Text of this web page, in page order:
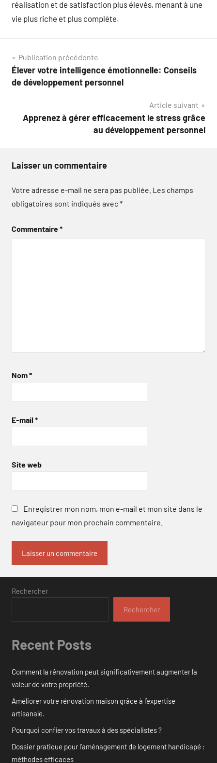
réalisation et de satisfaction plus élevés, menant à une
vie plus riche et plus complète.
Navigation
de
Publication précédente
Élever votre intelligence émotionnelle: Conseils
de développement personnel
Article suivant
Apprenez à gérer efficacement le stress grâce
au développement personnel
Laisser un commentaire
Votre adresse e-mail ne sera pas publiée. Les champs
obligatoires sont indiqués avec*
Commentaire*
Nom*
E-mail *
Site web
Enregistrer mon nom, mon e-mail et mon site dans le
navigateur pour mon prochain commentaire.
Rechercher
Rechercher
Recent Posts
Comment la rénovation peut significativement augmenter la
valeur de votre propriété.
Améliorer votre rénovation maison grâce à l’expertise
artisanale.
Pourquoi confier vos travaux à des spécialistes ?
Dossier pratique pour l’aménagement de logement handicapé :
méthodes efficaces